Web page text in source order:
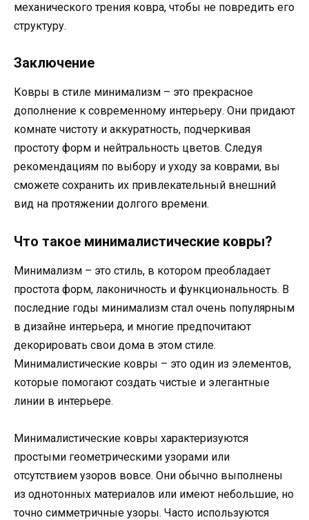
механического трения ковра, чтобы не повредить его
структуру.
Заключение
Ковры в стиле минимализм – это прекрасное
дополнение к современному интерьеру. Они придают
комнате чистоту и аккуратность, подчеркивая
простоту форм и нейтральность цветов. Следуя
рекомендациям по выбору и уходу за коврами, вы
сможете сохранить их привлекательный внешний
вид на протяжении долгого времени.
Что такое минималистические ковры?
Минимализм – это стиль, в котором преобладает
простота форм, лаконичность и функциональность. В
последние годы минимализм стал очень популярным
в дизайне интерьера, и многие предпочитают
декорировать свои дома в этом стиле.
Минималистические ковры – это один из элементов,
которые помогают создать чистые и элегантные
линии в интерьере.
Минималистические ковры характеризуются
простыми геометрическими узорами или
отсутствием узоров вовсе. Они обычно выполнены
из однотонных материалов или имеют небольшие, но
точно симметричные узоры. Часто используются